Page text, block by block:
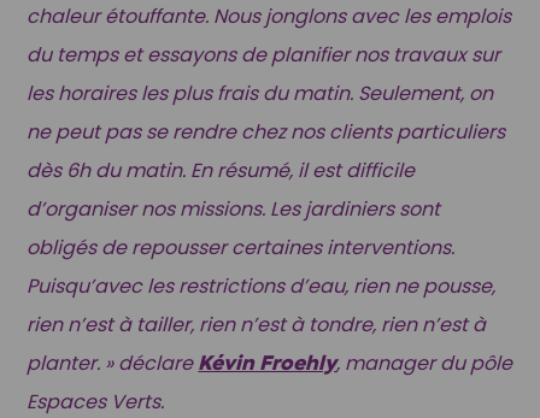
chaleur étouffante. Nous jonglons avec les emplois
du temps et essayons de planifier nos travaux sur
les horaires les plus frais du matin. Seulement, on
ne peut pas se rendre chez nos clients particuliers
dès 6h du matin. En résumé, il est difficile
d’organiser nos missions. Les jardiniers sont
obligés de repousser certaines interventions.
Puisqu’avec les restrictions d’eau, rien ne pousse,
rien n’est à tailler, rien n’est à tondre, rien n’est à
planter. » déclareKévin Froehly, manager du pôle
Espaces Verts.